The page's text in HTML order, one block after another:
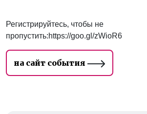
Регистрируйтесь, чтобы не
пропустить:https://goo.gl/zWioR6
на сайт события